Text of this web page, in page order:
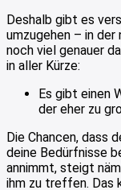
Deshalb gibt es
umzugehen – in
noch viel genauer
in aller Kürze:
Es gibt einen
der eher zu
Die Chancen, dass
deine Bedürfnisse
annimmt, steigt
ihm zu treffen. Das